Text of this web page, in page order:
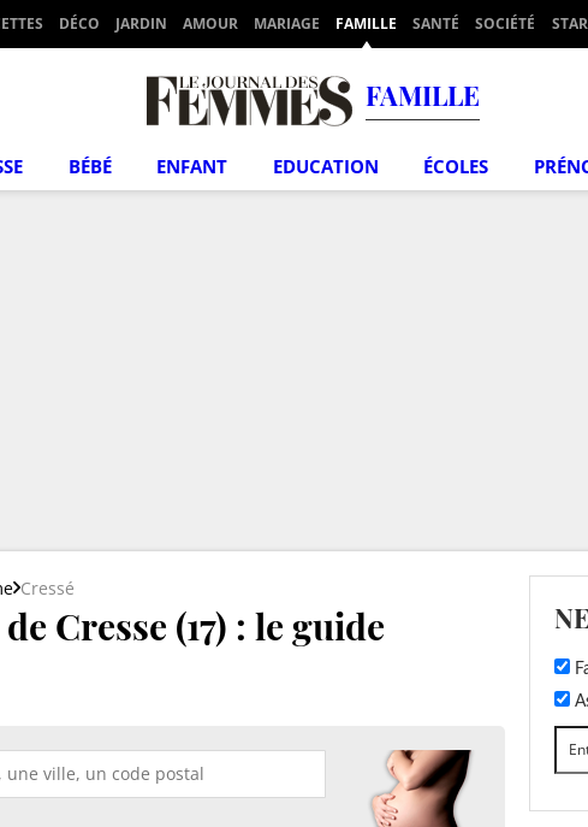
DÉCO JARDIN AMOUR MARIAGE FAMILLE SANTÉ SOCIÉTÉ
FAMILLE
BÉBÉ ENFANT EDUCATION ÉCOLES
Cressé
Cresse (17) : le guide